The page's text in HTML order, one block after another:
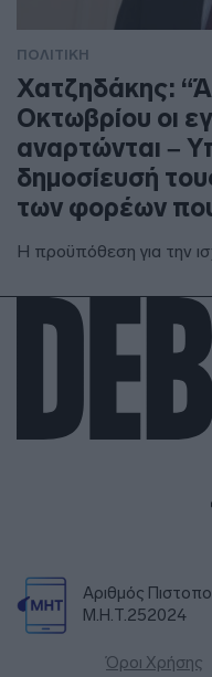
ΠΟΛΙΤΙΚΗ
Χατζηδάκης:
Οκτωβρίου οι
αναρτώνται –
δημοσίευσή
των φορέων που
Η προϋπόθεση για την
Αριθμός
Μ.Η.Τ.252024
Όροι Χρήσης